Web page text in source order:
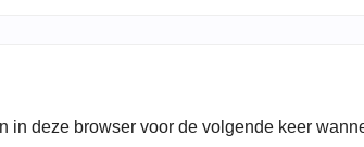
in deze browser voor de volgende keer